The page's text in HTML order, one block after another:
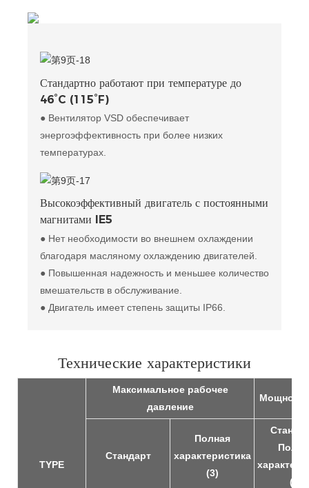
Стандартно работают при температуре до
46°C (115°F)
● Вентилятор VSD обеспечивает
энергоэффективность при более низких
температурах.
Высокоэффективный двигатель с постоянными
магнитами IE5
● Нет необходимости во внешнем охлаждении
благодаря масляному охлаждению двигателей.
● Повышенная надежность и меньшее количество
вмешательств в обслуживание.
● Двигатель имеет степень защиты IP66.
Технические характеристики
TYPE
Максимальное рабочее
давление
Стандарт
Полная
характеристика
(3)
(3)